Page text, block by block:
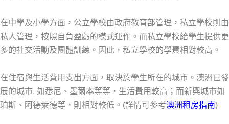
在中學及小學方面，公立學校由政府教育部管理，私立學校則由
私人管理，按照自負盈虧的模式運作。而私立學校給學生提供更
多的社交活動及團體訓練。因此，私立學校的學費相對較高。
在住宿與生活費用支出方面，取決於學生所在的城市。澳洲已發
展的城市, 如悉尼、墨爾本等等，生活費用較高；而新興城市如
珀斯、阿德萊德等，則相對較低。(詳情可參考澳洲租房指南)